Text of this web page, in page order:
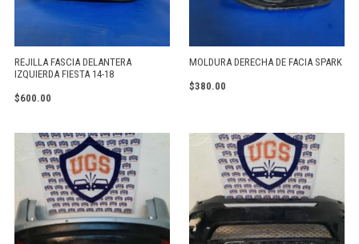
REJILLA FASCIA DELANTERA
IZQUIERDA FIESTA 14-18
$600.00
MOLDURA DERECHA DE FACIA SPARK
$380.00